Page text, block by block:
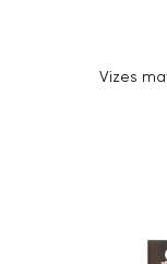
Vizes